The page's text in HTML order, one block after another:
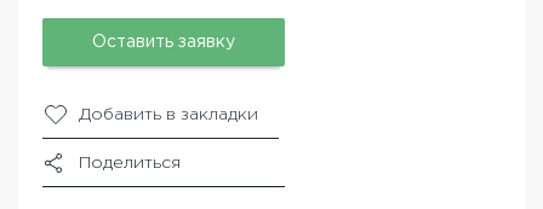
Оставить заявку
Добавить в закладки
Поделиться